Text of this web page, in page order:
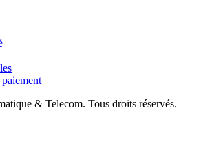
& Telecom. Tous droits réservés.